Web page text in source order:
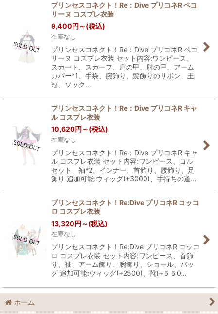
プリンセスコネクト！Re：Dive プリコネR ペコ
リーヌ コスプレ衣装
9,400円 ～(税込)
在庫なし
プリンセスコネクト！Re：Dive プリコネR ペコ
リーヌ コスプレ衣装 セット内容:ワンピース、
スカート、スカーフ、肩の甲、肘の甲、アーム
カバー*1、手袋、腕飾り、髪飾りのリボン、王
冠、ソック…
プリンセスコネクト！Re：Dive プリコネR キャ
ル コスプレ衣装
10,620円 ～(税込)
在庫なし
プリンセスコネクト！Re：Dive プリコネR キャ
ル コスプレ衣装 セット内容:ワンピース、コル
セット、袖*2、インナー、首飾り、腰飾り、足
飾り 追加可能:ウィッグ(+3000)、手持ちの道…
プリンセスコネクト！Re:Dive プリコネR コッコ
ロ コスプレ衣装
13,320円 ～(税込)
在庫なし
プリンセスコネクト！Re:Dive プリコネR コッコ
ロ コスプレ衣装 セット内容:ワンピース、首飾
り、袖、アーム飾り、腕飾り、ショール、バッ
グ 追加可能:ウィッグ(+2500)、靴(+５５0…
ホーム